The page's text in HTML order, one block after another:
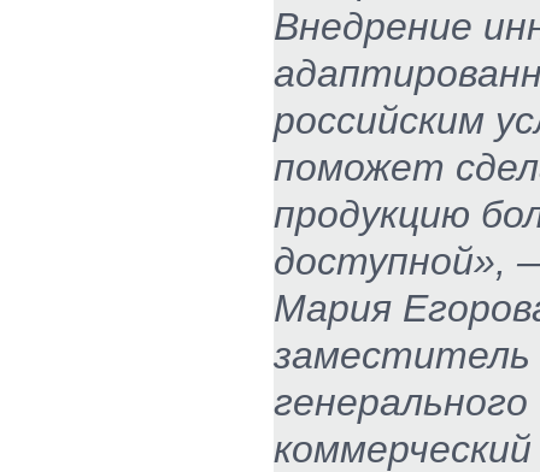
Внедрение
российским
поможет
продукцию
Мария
заместитель